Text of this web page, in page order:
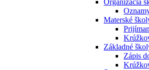
Organizácia
Materské
Základné
Zápis